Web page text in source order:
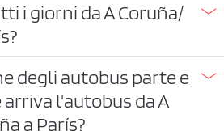
i giorni da A Coruña/
degli autobus parte e
l'autobus da A
a París?